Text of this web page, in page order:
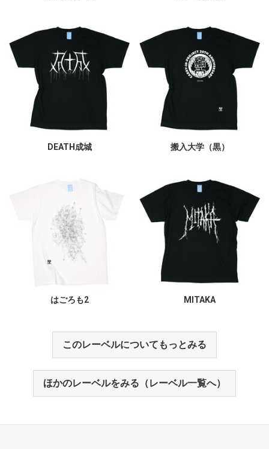
DEATH成城 搬入大学（黒）
はごろも2 MITAKA
このレーベルについてもっとみる
ほかのレーベルをみる（レーベル一覧へ）